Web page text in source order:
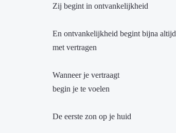
Zij begint in ontvankelijkheid
En ontvankelijkheid begint bijna altijd
met vertragen
Wanneer je vertraagt
begin je te voelen
De eerste zon op je huid